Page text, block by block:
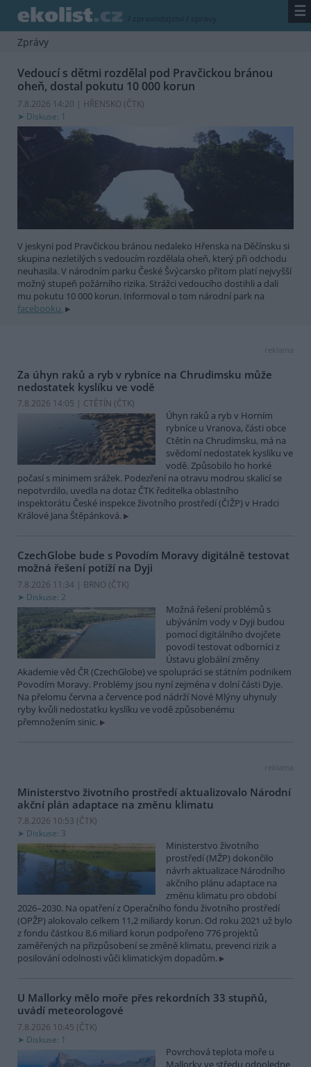
/ zpravodajství / zprávy ☰
Zprávy
Vedoucí s dětmi rozdělal pod Pravčickou bránou
oheň, dostal pokutu 10 000 korun
7.8.2026 14:20 | HŘENSKO (ČTK)
Diskuse: 1
V jeskyni pod Pravčickou bránou nedaleko Hřenska na Děčínsku si
skupina nezletilých s vedoucím rozdělala oheň, který při odchodu
neuhasila. V národním parku České Švýcarsko přitom platí nejvyšší
možný stupeň požárního rizika. Strážci vedoucího dostihli a dali
mu pokutu 10 000 korun. Informoval o tom národní park na
facebooku.
reklama
Za úhyn raků a ryb v rybníce na Chrudimsku může
nedostatek kyslíku ve vodě
7.8.2026 14:05 | CTĚTÍN (ČTK)
Úhyn raků a ryb v Horním
rybníce u Vranova, části obce
Ctětín na Chrudimsku, má na
svědomí nedostatek kyslíku ve
vodě. Způsobilo ho horké
počasí s minimem srážek. Podezření na otravu modrou skalicí se
nepotvrdilo, uvedla na dotaz ČTK ředitelka oblastního
inspektorátu České inspekce životního prostředí (ČIŽP) v Hradci
Králové Jana Štěpánková.
CzechGlobe bude s Povodím Moravy digitálně testovat
možná řešení potíží na Dyji
7.8.2026 11:34 | BRNO (ČTK)
Diskuse: 2
Možná řešení problémů s
ubýváním vody v Dyji budou
pomocí digitálního dvojčete
povodí testovat odborníci z
Ústavu globální změny
Akademie věd ČR (CzechGlobe) ve spolupráci se státním podnikem
Povodím Moravy. Problémy jsou nyní zejména v dolní části Dyje.
Na přelomu června a července pod nádrží Nové Mlýny uhynuly
ryby kvůli nedostatku kyslíku ve vodě způsobenému
přemnožením sinic.
reklama
Ministerstvo životního prostředí aktualizovalo Národní
akční plán adaptace na změnu klimatu
7.8.2026 10:53 (ČTK)
Diskuse: 3
Ministerstvo životního
prostředí (MŽP) dokončilo
návrh aktualizace Národního
akčního plánu adaptace na
změnu klimatu pro období
2026–2030. Na opatření z Operačního fondu životního prostředí
(OPŽP) alokovalo celkem 11,2 miliardy korun. Od roku 2021 už bylo
z fondu částkou 8,6 miliard korun podpořeno 776 projektů
zaměřených na přizpůsobení se změně klimatu, prevenci rizik a
posilování odolnosti vůči klimatickým dopadům.
U Mallorky mělo moře přes rekordních 33 stupňů,
uvádí meteorologové
7.8.2026 10:45 (ČTK)
Diskuse: 1
Povrchová teplota moře u
Mallorky ve středu odpoledne